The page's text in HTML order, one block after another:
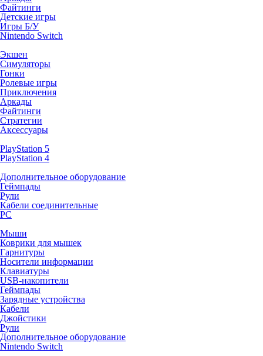
Файтинги
Детские игры
Игры Б/У
Nintendo Switch
Экшен
Симуляторы
Гонки
Ролевые игры
Приключения
Аркады
Файтинги
Стратегии
Аксессуары
PlayStation 5
PlayStation 4
Дополнительное оборудование
Геймпады
Рули
Кабели соединительные
PC
Мыши
Коврики для мышек
Гарнитуры
Носители информации
Клавиатуры
USB-накопители
Геймпады
Зарядные устройства
Кабели
Джойстики
Рули
Дополнительное оборудование
Nintendo Switch